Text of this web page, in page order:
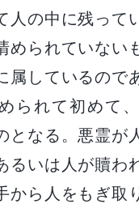
人の中に残って
められていない
属しているので
られて初めて
となる。悪霊が
るいは人が贖わ
から人をもぎ取